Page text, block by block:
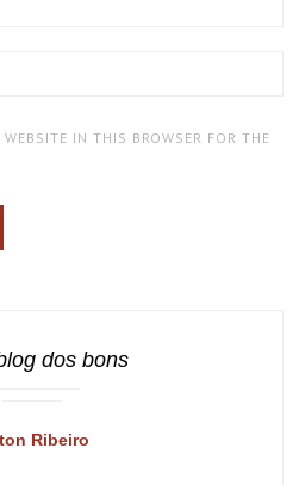
IN THIS BROWSER FOR THE
dos bons
Ribeiro